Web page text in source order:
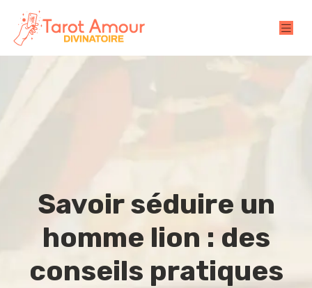
Savoir séduire un
homme lion : des
conseils pratiques